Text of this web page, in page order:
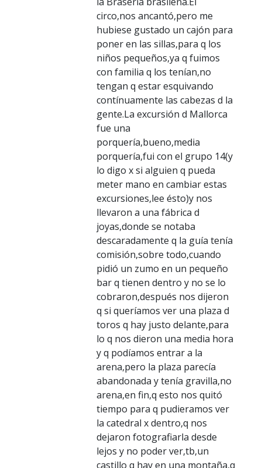
circo,nos ancantó,pero me
hubiese gustado un cajón para
poner en las sillas,para q los
niños pequeños,ya q fuimos
con familia q los tenían,no
tengan q estar esquivando
contínuamente las cabezas d la
gente.La excursión d Mallorca
fue una
porquería,bueno,media
porquería,fui con el grupo 14(y
lo digo x si alguien q pueda
meter mano en cambiar estas
excursiones,lee ésto)y nos
llevaron a una fábrica d
joyas,donde se notaba
descaradamente q la guía tenía
comisión,sobre todo,cuando
pidió un zumo en un pequeño
bar q tienen dentro y no se lo
cobraron,después nos dijeron
q si queríamos ver una plaza d
toros q hay justo delante,para
lo q nos dieron una media hora
y q podíamos entrar a la
arena,pero la plaza parecía
abandonada y tenía gravilla,no
arena,en fin,q esto nos quitó
tiempo para q pudieramos ver
la catedral x dentro,q nos
dejaron fotografiarla desde
lejos y no poder ver,tb,un
castillo q hay en una montaña,q